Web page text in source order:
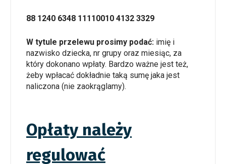
88 1240 6348 11110010 4132 3329
W tytule przelewu prosimy podać: imię i
nazwisko dziecka, nr grupy oraz miesiąc, za
który dokonano wpłaty. Bardzo ważne jest też,
żeby wpłacać dokładnie taką sumę jaka jest
naliczona (nie zaokrąglamy).
Opłaty należy
regulować